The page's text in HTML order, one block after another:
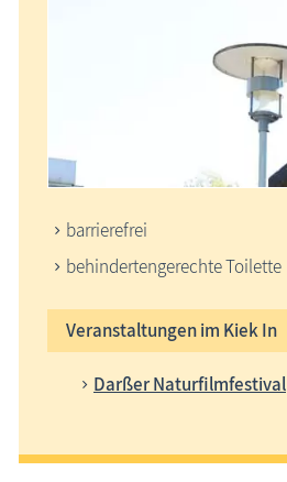
barrierefrei
behindertengerechte Toilette
Veranstaltungen im Kiek In
Darßer Naturfilmfestival